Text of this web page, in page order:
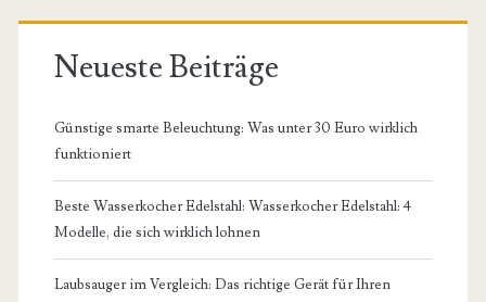
Neueste Beiträge
Günstige smarte Beleuchtung: Was unter 30 Euro wirklich
funktioniert
Beste Wasserkocher Edelstahl: Wasserkocher Edelstahl: 4
Modelle, die sich wirklich lohnen
Laubsauger im Vergleich: Das richtige Gerät für Ihren